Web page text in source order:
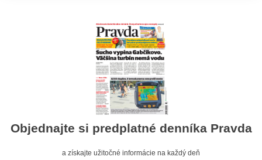
Objednajte si predplatné denníka Pravda
a získajte užitočné informácie na každý deň